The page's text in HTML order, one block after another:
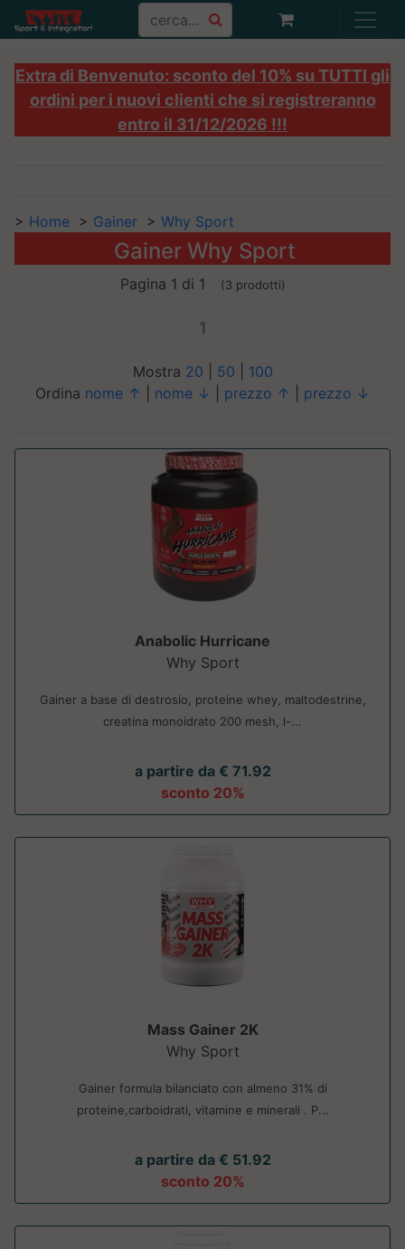
Extra di Benvenuto: sconto del 10% su TUTTI gli
ordini per i nuovi clienti che si registreranno
entro il 31/12/2026 !!!
> Home > Gainer > Why Sport
Gainer Why Sport
Pagina 1 di 1 (3 prodotti)
1
Mostra 20 50
100
Ordina nome ↑ nome ↓ prezzo ↑ prezzo ↓
Anabolic Hurricane
Why Sport
Gainer a base di destrosio, proteine whey, maltodestrine,
creatina monoidrato 200 mesh, l-...
a partire da € 71.92
sconto 20%
Mass Gainer 2K
Why Sport
Gainer formula bilanciato con almeno 31% di
proteine,carboidrati, vitamine e minerali . P...
a partire da € 51.92
sconto 20%